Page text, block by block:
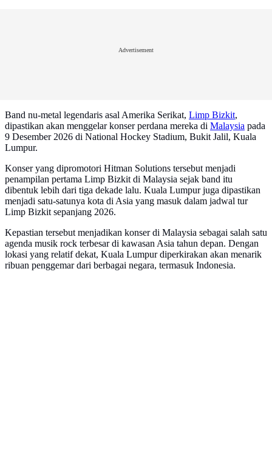
Advertisement
Band nu-metal legendaris asal Amerika Serikat, Limp Bizkit,
dipastikan akan menggelar konser perdana mereka di Malaysia pada
9 Desember 2026 di National Hockey Stadium, Bukit Jalil, Kuala
Lumpur.
Konser yang dipromotori Hitman Solutions tersebut menjadi
penampilan pertama Limp Bizkit di Malaysia sejak band itu
dibentuk lebih dari tiga dekade lalu. Kuala Lumpur juga dipastikan
menjadi satu-satunya kota di Asia yang masuk dalam jadwal tur
Limp Bizkit sepanjang 2026.
Kepastian tersebut menjadikan konser di Malaysia sebagai salah satu
agenda musik rock terbesar di kawasan Asia tahun depan. Dengan
lokasi yang relatif dekat, Kuala Lumpur diperkirakan akan menarik
ribuan penggemar dari berbagai negara, termasuk Indonesia.